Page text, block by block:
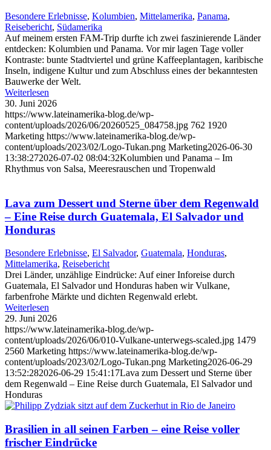
Besondere Erlebnisse, Kolumbien, Mittelamerika, Panama,
Reisebericht, Südamerika
Auf meinem ersten FAM-Trip durfte ich zwei faszinierende Länder
entdecken: Kolumbien und Panama. Vor mir lagen Tage voller
Kontraste: bunte Stadtviertel und grüne Kaffeeplantagen, karibische
Inseln, indigene Kultur und zum Abschluss eines der bekanntesten
Bauwerke der Welt.
Weiterlesen
30. Juni 2026
https://www.lateinamerika-blog.de/wp-
content/uploads/2026/06/20260525_084758.jpg 762 1920
Marketing https://www.lateinamerika-blog.de/wp-
content/uploads/2023/02/Logo-Tukan.png Marketing2026-06-30
13:38:272026-07-02 08:04:32Kolumbien und Panama – Im
Rhythmus von Salsa, Meeresrauschen und Tropenwald
Lava zum Dessert und Sterne über dem Regenwald
– Eine Reise durch Guatemala, El Salvador und
Honduras
Besondere Erlebnisse, El Salvador, Guatemala, Honduras,
Mittelamerika, Reisebericht
Drei Länder, unzählige Eindrücke: Auf einer Inforeise durch
Guatemala, El Salvador und Honduras haben wir Vulkane,
farbenfrohe Märkte und dichten Regenwald erlebt.
Weiterlesen
29. Juni 2026
https://www.lateinamerika-blog.de/wp-
content/uploads/2026/06/010-Vulkane-unterwegs-scaled.jpg 1479
2560 Marketing https://www.lateinamerika-blog.de/wp-
content/uploads/2023/02/Logo-Tukan.png Marketing2026-06-29
13:52:282026-06-29 15:41:17Lava zum Dessert und Sterne über
dem Regenwald – Eine Reise durch Guatemala, El Salvador und
Honduras
Brasilien in all seinen Farben – eine Reise voller
frischer Eindrücke